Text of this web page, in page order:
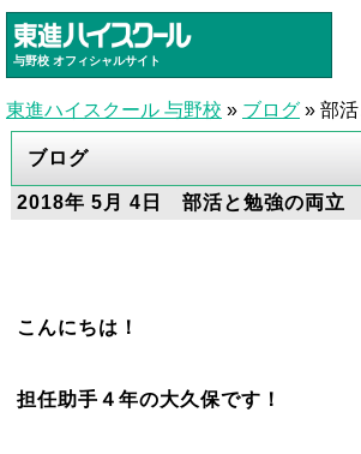
与野校 オフィシャルサイト
東進ハイスクール 与野校 » ブログ » 部
ブログ
2018年 5月 4日 部活と勉強の両立
こんにちは！
担任助手４年の大久保です！